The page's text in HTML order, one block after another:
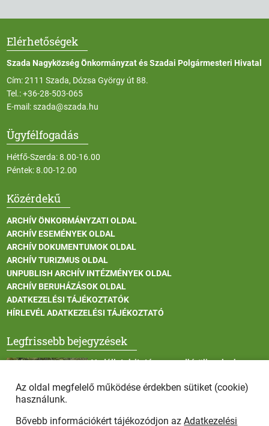
Elérhetőségek
Szada Nagyközség Önkormányzat és Szadai Polgármesteri Hivatal
Cím: 2111 Szada, Dózsa György út 88.
Tel.:+36-28-503-065
E-mail:szada@szada.hu
Ügyfélfogadás
Hétfő-Szerda: 8.00-16.00
Péntek: 8.00-12.00
Közérdekű
ARCHÍV ÖNKORMÁNYZATI OLDAL
ARCHÍV ESEMÉNYEK OLDAL
ARCHÍV DOKUMENTUMOK OLDAL
ARCHÍV TURIZMUS OLDAL
UNPUBLISH ARCHÍV INTÉZMÉNYEK OLDAL
ARCHÍV BERUHÁZÁSOK OLDAL
ADATKEZELÉSI TÁJÉKOZTATÓK
HÍRLEVÉL ADATKEZELÉSI TÁJÉKOZTATÓ
Legfrissebb bejegyzések
Vadállatok itatása a rendkívüli melegben
Az oldal megfelelő működése érdekben sütiket (cookie)
használunk.
Bővebb információkért tájékozódjon azAdatkezelési